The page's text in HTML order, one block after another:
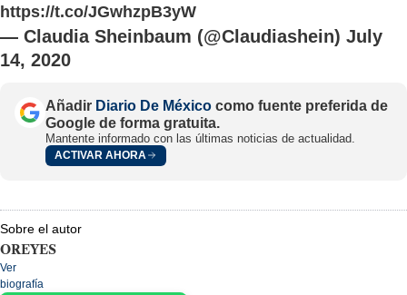
https://t.co/JGwhzpB3yW
— Claudia Sheinbaum (@Claudiashein) July
14, 2020
Añadir Diario De México como fuente preferida de
Google de forma gratuita.
Mantente informado con las últimas noticias de actualidad.
ACTIVAR AHORA
Sobre el autor
OREYES
Ver
biografía